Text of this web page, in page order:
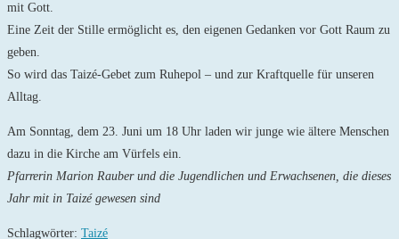
mit Gott.
Eine Zeit der Stille ermöglicht es, den eigenen Gedanken vor Gott Raum zu
geben.
So wird das Taizé-Gebet zum Ruhepol – und zur Kraftquelle für unseren
Alltag.
Am Sonntag, dem 23. Juni um 18 Uhr laden wir junge wie ältere Menschen
dazu in die Kirche am Vürfels ein.
Pfarrerin Marion Rauber und die Jugendlichen und Erwachsenen, die dieses
Jahr mit in Taizé gewesen sind
Schlagwörter: Taizé